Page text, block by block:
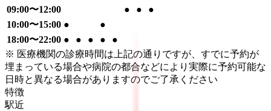
09:00〜12:00
● ●
●
10:00〜15:00 ●
●
18:00〜22:00 ● ● ● ●
●
※ 医療機関の診療時間は上記の通りですが、すでに予約が
埋まっている場合や病院の都合などにより実際に予約可能な
日時と異なる場合がありますのでご了承ください
特徴
駅近